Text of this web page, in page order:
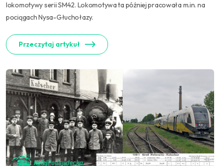
lokomotywy serii SM42. Lokomotywa ta później pracowała m.in. na
pociągach Nysa-Głuchołazy.
Przeczytaj artykuł